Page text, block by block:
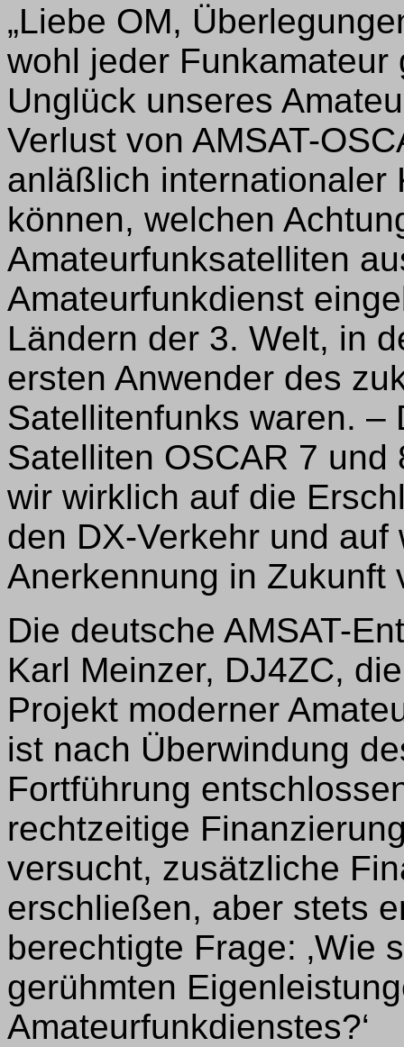
„Liebe OM,
wohl jeder
Unglück unseres
Verlust von AMSAT-
anläßlich internationaler
können, welchen
Amateurfunksatelliten
Amateurfunkdienst
Ländern der 3. Welt, in
ersten Anwender des
Satellitenfunks waren. –
Satelliten OSCAR 7
wir wirklich auf die
den DX-Verkehr und auf
Anerkennung in Zukunft
Die deutsche AMSAT-
Karl Meinzer, DJ4ZC,
Projekt moderner
ist nach Überwindung
Fortführung
rechtzeitige
versucht, zusätzliche
erschließen, aber stets
berechtigte Frage: ‚Wie
gerühmten
Amateurfunkdienstes?‘